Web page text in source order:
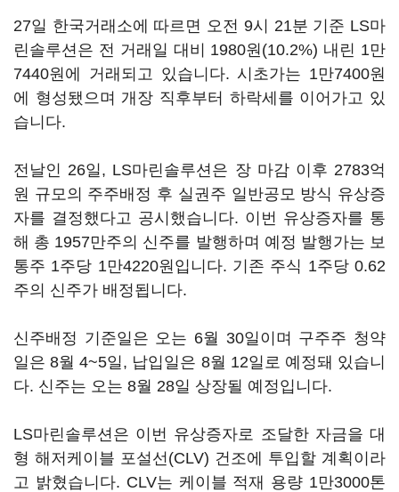
27일 한국거래소에 따르면 오전 9시 21분 기준 LS마
린솔루션은 전 거래일 대비 1980원(10.2%) 내린 1만
7440원에 거래되고 있습니다. 시초가는 1만7400원
에 형성됐으며 개장 직후부터 하락세를 이어가고 있
습니다.
전날인 26일, LS마린솔루션은 장 마감 이후 2783억
원 규모의 주주배정 후 실권주 일반공모 방식 유상증
자를 결정했다고 공시했습니다. 이번 유상증자를 통
해 총 1957만주의 신주를 발행하며 예정 발행가는 보
통주 1주당 1만4220원입니다. 기존 주식 1주당 0.62
주의 신주가 배정됩니다.
신주배정 기준일은 오는 6월 30일이며 구주주 청약
일은 8월 4~5일, 납입일은 8월 12일로 예정돼 있습니
다. 신주는 오는 8월 28일 상장될 예정입니다.
LS마린솔루션은 이번 유상증자로 조달한 자금을 대
형 해저케이블 포설선(CLV) 건조에 투입할 계획이라
고 밝혔습니다. CLV는 케이블 적재 용량 1만3000톤